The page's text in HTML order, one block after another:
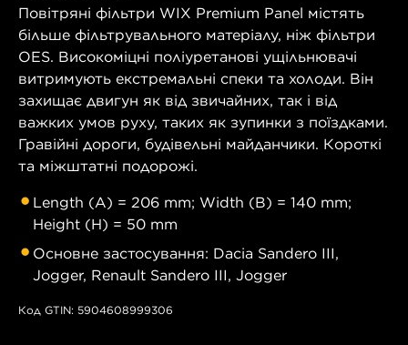
Повітряні фільтри WIX Premium Panel містять
більше фільтрувального матеріалу, ніж фільтри
OES. Високоміцні поліуретанові ущільнювачі
витримують екстремальні спеки та холоди. Він
захищає двигун як від звичайних, так і від
важких умов руху, таких як зупинки з поїздками.
Гравійні дороги, будівельні майданчики. Короткі
та міжштатні подорожі.
Length (A) = 206 mm; Width (B) = 140 mm;
Height (H) = 50 mm
Основне застосування: Dacia Sandero III,
Jogger, Renault Sandero III, Jogger
Код GTIN: 5904608999306